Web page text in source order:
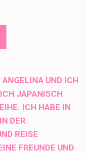
UND ICH
JAPANISCH
ICH HABE IN
DER
REISE
FREUNDE UND